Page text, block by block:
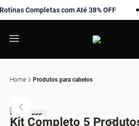
Completas com Até 38% OFF
Home Produtos para cabelos
-10% OFF
Kit Completo 5